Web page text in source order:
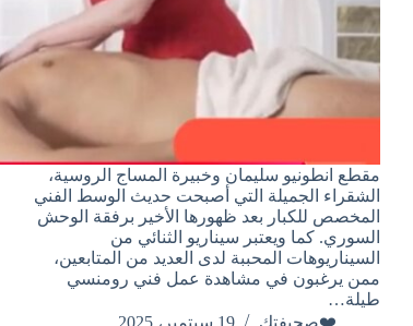
مقطع انطونيو سليمان وخبيرة المساج الروسية،
الشقراء الجميلة التي أصبحت حديث الوسط الفني
المخصص للكبار بعد ظهورها الأخير برفقة الوحش
السوري. كما ويعتبر سيناريو الثنائي من
السيناريوهات المحببة لدى العديد من المتابعين،
ممن يرغبون في مشاهدة عمل فني رومنسي
طيلة…
❤️صحيفتك
19 سبتمبر، 2025